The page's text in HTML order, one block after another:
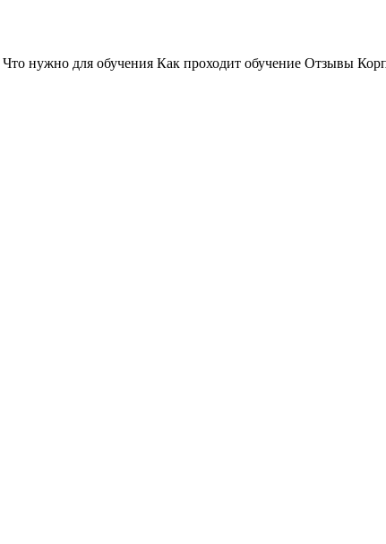
Что нужно для обучения Как проходит обучение Отзывы